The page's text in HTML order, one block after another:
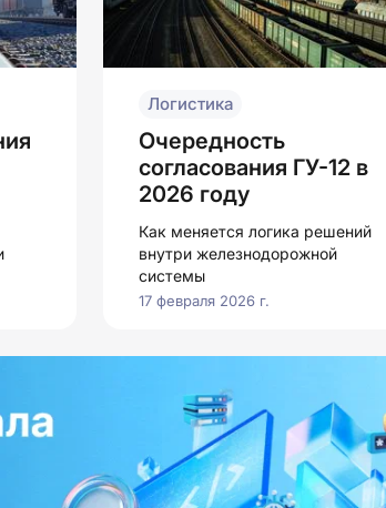
Логистика
Очередность
согласования ГУ-12 в
2026 году
Как меняется логика решений
внутри железнодорожной
системы
17 февраля 2026 г.